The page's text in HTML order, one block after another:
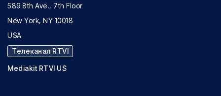
589 8th Ave., 7th Floor
New York, NY 10018
USA
Телеканал RTVI
Mediakit RTVI US